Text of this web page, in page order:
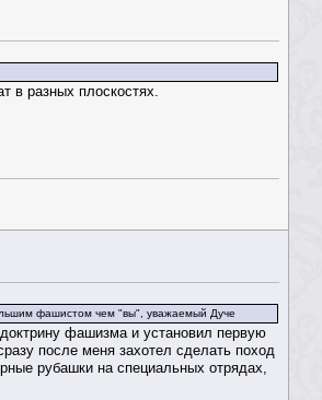
в разных плоскостях.
фашистом чем "вы", уважаемый Дуче
фашизма и установил первую
после меня захотел сделать поход
рубашки на специальных отрядах,